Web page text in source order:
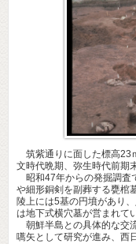
筑紫通りに面した標高23
文時代晩期、弥生時代前期
昭和47年からの発掘調査
や細形銅剣を副葬する甕棺
陵上には5基の円墳があり
は地下式横穴墓が営まれて
朝鮮半島との具体的な交
嚆矢として研究が進み、西